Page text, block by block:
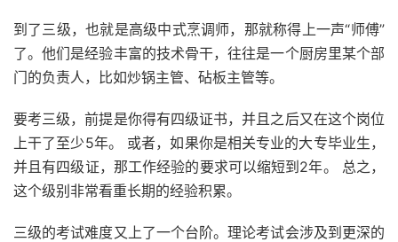
到了三级，也就是高级中式烹调师，那就称得上一声“师傅”
了。他们是经验丰富的技术骨干，往往是一个厨房里某个部
门的负责人，比如炒锅主管、砧板主管等。
要考三级，前提是你得有四级证书，并且之后又在这个岗位
上干了至少5年。 或者，如果你是相关专业的大专毕业生，
并且有四级证，那工作经验的要求可以缩短到2年。 总之，
这个级别非常看重长期的经验积累。
三级的考试难度又上了一个台阶。理论考试会涉及到更深的